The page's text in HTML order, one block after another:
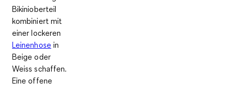
Bikinioberteil
kombiniert mit
einer lockeren
Leinenhose in
Beige oder
Weiss schaffen.
Eine offene